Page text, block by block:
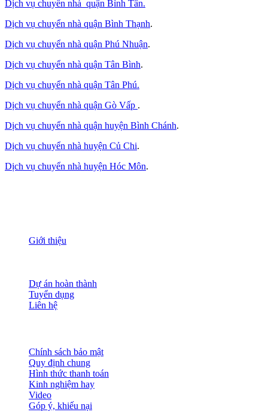
Dịch vụ chuyển nhà quận Bình Tân.
Dịch vụ chuyển nhà quận Bình Thạnh.
Dịch vụ chuyển nhà quận Phú Nhuận.
Dịch vụ chuyển nhà quận Tân Bình.
Dịch vụ chuyển nhà quận Tân Phú.
Dịch vụ chuyển nhà quận Gò Vấp .
Dịch vụ chuyển nhà quận huyện Bình Chánh.
Dịch vụ chuyển nhà huyện Củ Chi.
Dịch vụ chuyển nhà huyện Hóc Môn.
Giới thiệu
Dự án hoàn thành
Tuyển dụng
Liên hệ
Chính sách bảo mật
Quy định chung
Hình thức thanh toán
Kinh nghiệm hay
Video
Góp ý, khiếu nại